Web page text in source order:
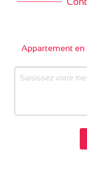
Appartement en